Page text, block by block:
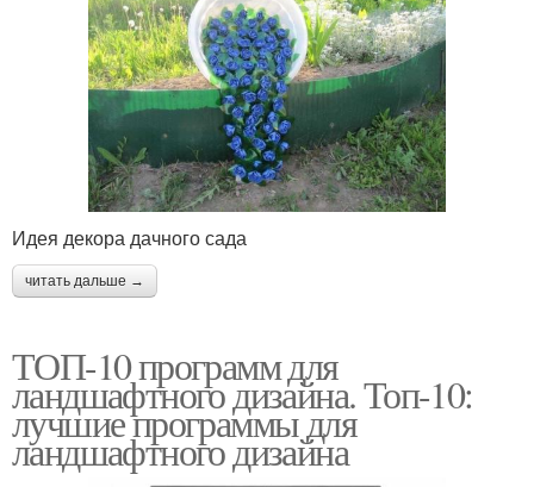
Идея декора дачного сада
читать дальше →
ТОП-10 программ для
ландшафтного дизайна. Топ-10:
лучшие программы для
ландшафтного дизайна